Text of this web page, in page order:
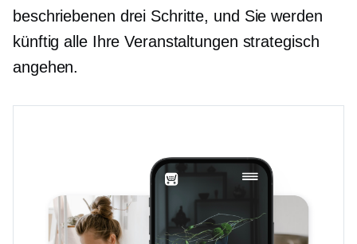
beschriebenen drei Schritte, und Sie werden
künftig alle Ihre Veranstaltungen strategisch
angehen.